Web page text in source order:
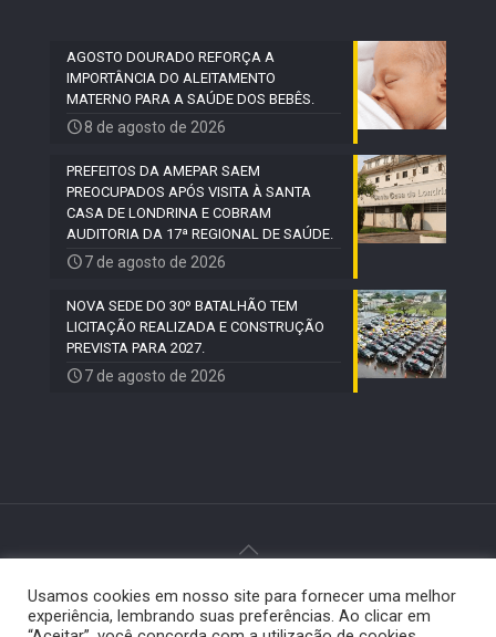
AGOSTO DOURADO REFORÇA A
IMPORTÂNCIA DO ALEITAMENTO
MATERNO PARA A SAÚDE DOS BEBÊS.
8 de agosto de 2026
PREFEITOS DA AMEPAR SAEM
PREOCUPADOS APÓS VISITA À SANTA
CASA DE LONDRINA E COBRAM
AUDITORIA DA 17ª REGIONAL DE SAÚDE.
7 de agosto de 2026
NOVA SEDE DO 30º BATALHÃO TEM
LICITAÇÃO REALIZADA E CONSTRUÇÃO
PREVISTA PARA 2027.
7 de agosto de 2026
© 2024 Paiquerê - Todos os direitos reservados |
Desenvolvido porElemento Visual .
Usamos cookies em nosso site para fornecer uma melhor
experiência, lembrando suas preferências. Ao clicar em